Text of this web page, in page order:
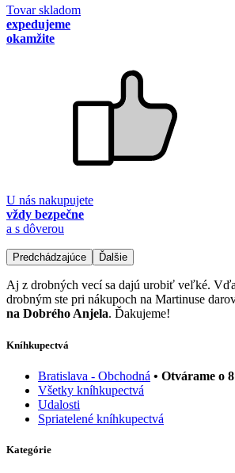
Tovar skladom
expedujeme
okamžite
U nás nakupujete
vždy bezpečne
a s dôverou
Predchádzajúce Ďalšie
Aj z drobných vecí sa dajú urobiť veľké.
drobným ste pri nákupoch na Martinuse
na Dobrého Anjela. Ďakujeme!
Kníhkupectvá
Bratislava - Obchodná • Otvárame o
Všetky kníhkupectvá
Udalosti
Spriatelené kníhkupectvá
Kategórie